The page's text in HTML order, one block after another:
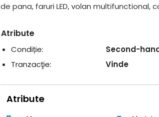
de pana, faruri LED, volan multifunctional,
Atribute
Condiție:
Second-
Tranzacţie:
Vinde
Atribute